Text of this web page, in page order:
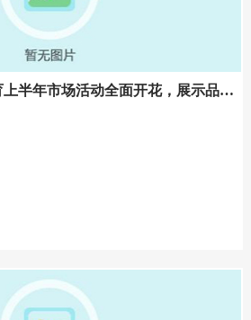
半年市场活动全面开花，展示品牌